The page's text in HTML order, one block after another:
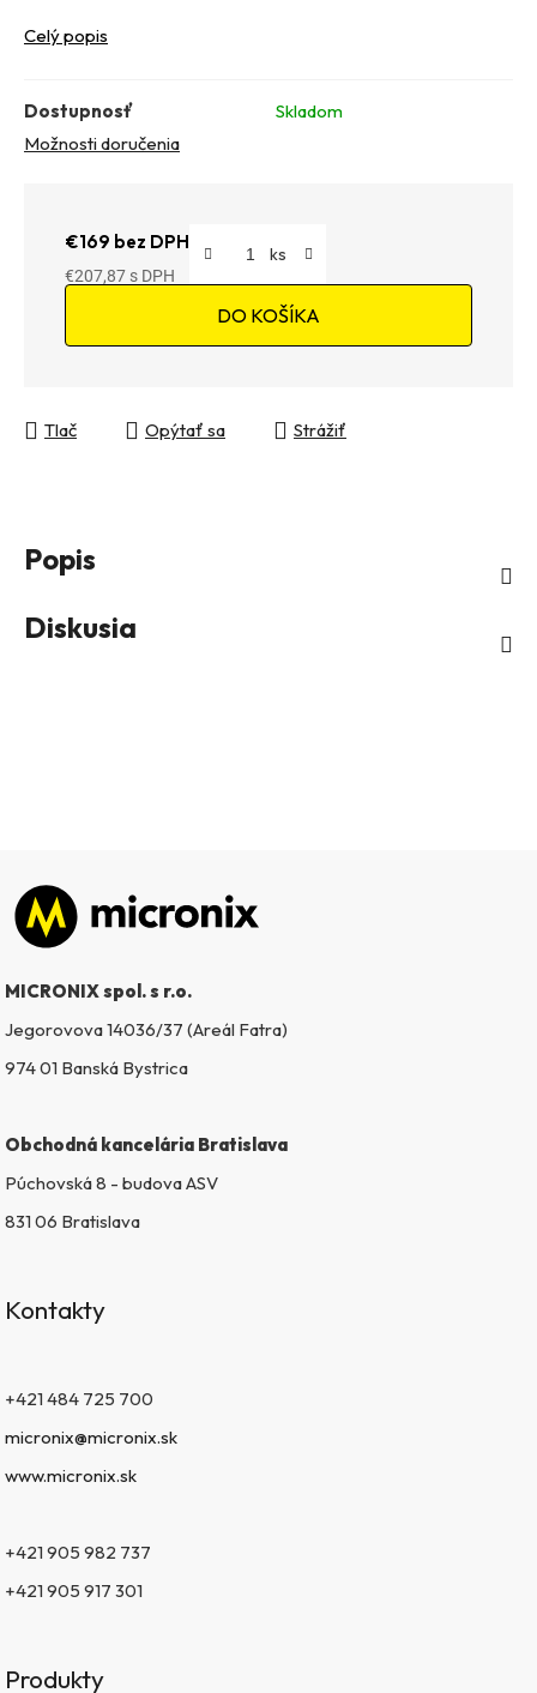
Celý popis
Dostupnosť
Skladom
Možnosti doručenia
€169 bez DPH
€207,87
DO KOŠÍKA
Tlač Opýtať sa Strážiť
Popis
Diskusia
Zápätie
MICRONIX spol. s r.o.
Jegorovova 14036/37 (Areál Fatra)
974 01 Banská Bystrica
Obchodná kancelária Bratislava
Púchovská 8 - budova ASV
831 06 Bratislava
Kontakty
+421 484 725 700
micronix@micronix.sk
www.micronix.sk
+421 905 982 737
+421 905 917 301
Produkty